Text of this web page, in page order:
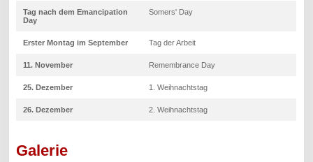
Tag nach dem Emancipation
Day
Somers' Day
Erster Montag im September Tag der Arbeit
11. November Remembrance Day
25. Dezember 1. Weihnachtstag
26. Dezember 2. Weihnachtstag
Galerie